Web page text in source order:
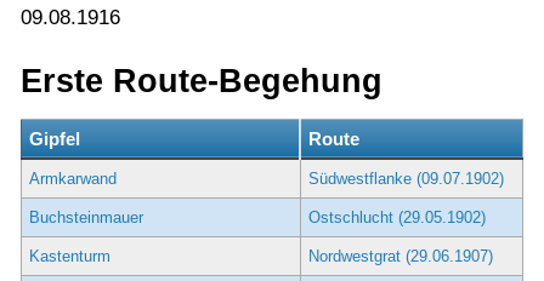
09.08.1916
Erste Route-Begehung
Gipfel Route
Armkarwand Südwestflanke (09.07.1902)
Buchsteinmauer Ostschlucht (29.05.1902)
Kastenturm Nordwestgrat (29.06.1907)